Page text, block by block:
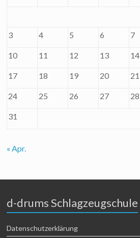
3 4 5 6 7
10 11 12 13 14
17 18 19 20 21
24 25 26 27 28
31
« Apr.
d-drums Schlagzeugschule
Datenschutzerklärung